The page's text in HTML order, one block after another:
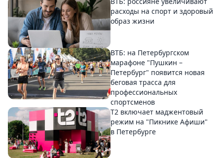
расходы на спорт и здоровый
образ жизни
ВТБ: на Петербургском
марафоне "Пушкин –
Петербург" появится новая
беговая трасса для
профессиональных
спортсменов
Т2 включает маджентовый
режим на "Пикнике Афиши"
в Петербурге